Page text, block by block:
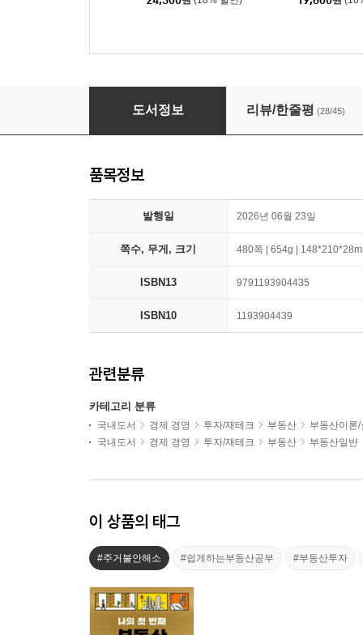
나의 첫 번째 부동산 교과서
도서정보 리뷰/한줄평 (28/45)
품목정보
발행일 2026년 06월 23일
쪽수, 무게, 크기 480쪽 | 654g |
ISBN13 9791193904435
ISBN10 1193904439
관련분류
카테고리 분류
국내도서 경제 경영 투자/재테크 부동산
부동산이론/
국내도서
경제 경영 투자/재테크 부동산 부동산일반
이 상품의 태그
#주거불안해소 #쉽게하는부동산공부 #부동산투자